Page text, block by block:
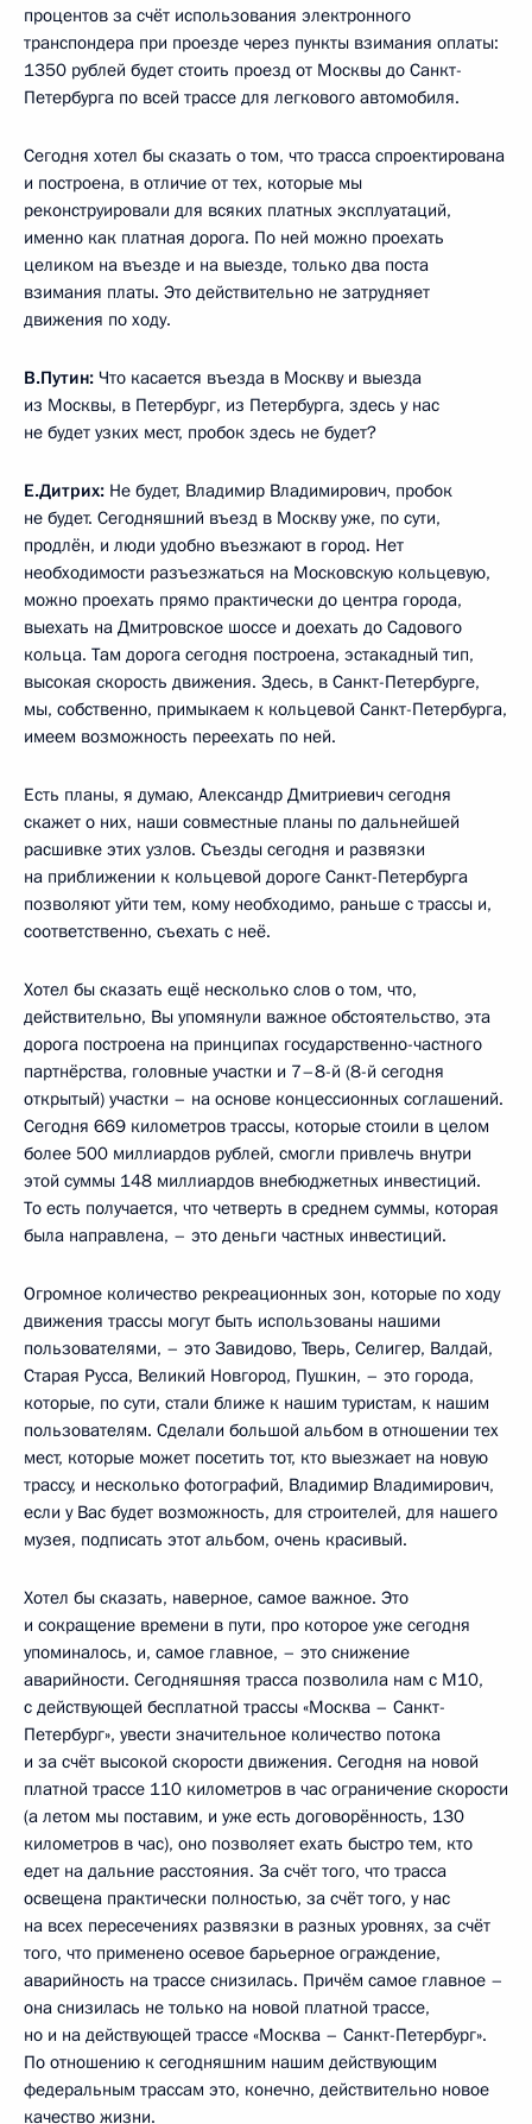
процентов за счёт использования электронного
транспондера при проезде через пункты взимания оплаты:
1350 рублей будет стоить проезд от Москвы до Санкт-
Петербурга по всей трассе для легкового автомобиля.
Сегодня хотел бы сказать о том, что трасса спроектирована
и построена, в отличие от тех, которые мы
реконструировали для всяких платных эксплуатаций,
именно как платная дорога. По ней можно проехать
целиком на въезде и на выезде, только два поста
взимания платы. Это действительно не затрудняет
движения по ходу.
В.Путин: Что касается въезда в Москву и выезда
из Москвы, в Петербург, из Петербурга, здесь у нас
не будет узких мест, пробок здесь не будет?
Е.Дитрих: Не будет, Владимир Владимирович, пробок
не будет. Сегодняшний въезд в Москву уже, по сути,
продлён, и люди удобно въезжают в город. Нет
необходимости разъезжаться на Московскую кольцевую,
можно проехать прямо практически до центра города,
выехать на Дмитровское шоссе и доехать до Садового
кольца. Там дорога сегодня построена, эстакадный тип,
высокая скорость движения. Здесь, в Санкт-Петербурге,
мы, собственно, примыкаем к кольцевой Санкт-Петербурга,
имеем возможность переехать по ней.
Есть планы, я думаю, Александр Дмитриевич сегодня
скажет о них, наши совместные планы по дальнейшей
расшивке этих узлов. Съезды сегодня и развязки
на приближении к кольцевой дороге Санкт-Петербурга
позволяют уйти тем, кому необходимо, раньше с трассы и,
соответственно, съехать с неё.
Хотел бы сказать ещё несколько слов о том, что,
действительно, Вы упомянули важное обстоятельство, эта
дорога построена на принципах государственно-частного
партнёрства, головные участки и 7–8-й (8-й сегодня
открытый) участки – на основе концессионных соглашений.
Сегодня 669 километров трассы, которые стоили в целом
более 500 миллиардов рублей, смогли привлечь внутри
этой суммы 148 миллиардов внебюджетных инвестиций.
То есть получается, что четверть в среднем суммы, которая
была направлена, – это деньги частных инвестиций.
Огромное количество рекреационных зон, которые по ходу
движения трассы могут быть использованы нашими
пользователями, – это Завидово, Тверь, Селигер, Валдай,
Старая Русса, Великий Новгород, Пушкин, – это города,
которые, по сути, стали ближе к нашим туристам, к нашим
пользователям. Сделали большой альбом в отношении тех
мест, которые может посетить тот, кто выезжает на новую
трассу, и несколько фотографий, Владимир Владимирович,
если у Вас будет возможность, для строителей, для нашего
музея, подписать этот альбом, очень красивый.
Хотел бы сказать, наверное, самое важное. Это
и сокращение времени в пути, про которое уже сегодня
упоминалось, и, самое главное, – это снижение
аварийности. Сегодняшняя трасса позволила нам с М10,
с действующей бесплатной трассы «Москва – Санкт-
Петербург», увести значительное количество потока
и за счёт высокой скорости движения. Сегодня на новой
платной трассе 110 километров в час ограничение скорости
(а летом мы поставим, и уже есть договорённость, 130
километров в час), оно позволяет ехать быстро тем, кто
едет на дальние расстояния. За счёт того, что трасса
освещена практически полностью, за счёт того, у нас
на всех пересечениях развязки в разных уровнях, за счёт
того, что применено осевое барьерное ограждение,
аварийность на трассе снизилась. Причём самое главное –
она снизилась не только на новой платной трассе,
но и на действующей трассе «Москва – Санкт-Петербург».
По отношению к сегодняшним нашим действующим
федеральным трассам это, конечно, действительно новое
качество жизни.